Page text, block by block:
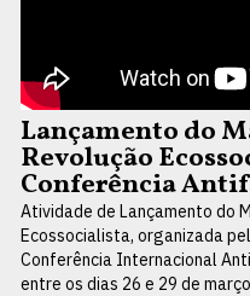
Lançamento do
Revolução
Conferência
Atividade de Lançamento do
Ecossocialista, organizada
Conferência Internacional
entre os dias 26 e 29 de